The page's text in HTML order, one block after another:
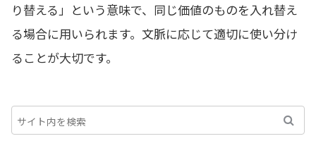
り替える」という意味で、同じ価値のものを入れ替え
る場合に用いられます。文脈に応じて適切に使い分け
ることが大切です。